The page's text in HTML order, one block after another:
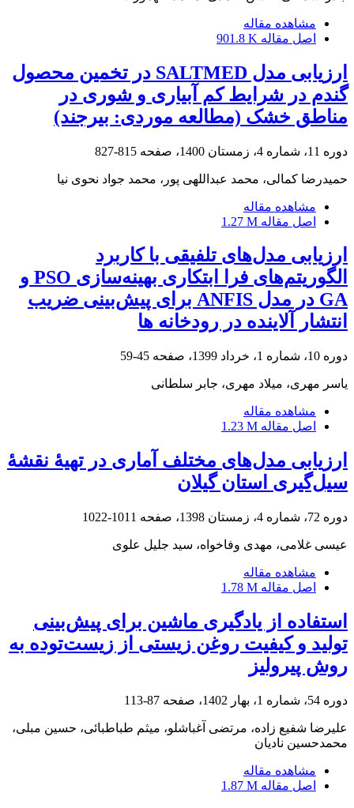
مشاهده مقاله
اصل مقاله 901.8 K
ارزیابی مدل SALTMED در تخمین محصول
گندم در شرایط کم آبیاری و شوری در
مناطق خشک (مطالعه موردی: بیرجند)
دوره 11، شماره 4، زمستان 1400، صفحه 815-827
حمیدرضا کمالی، محمد عبداللهی پور، محمد جواد نحوی نیا
مشاهده مقاله
اصل مقاله 1.27 M
ارزیابی مدل‌‎های تلفیقی با کاربرد
الگوریتم‌های‎ ‎فرا ابتکاری بهینه‌سازی ‏PSO‏ و
‏GA‏ در مدل ‏ANFIS‏ برای پیش‌بینی ضریب
انتشار ‏آلاینده در رودخانه‎ ها
دوره 10، شماره 1، خرداد 1399، صفحه 45-59
یاسر مهری، میلاد مهری، جابر سلطانی
مشاهده مقاله
اصل مقاله 1.23 M
ارزیابی مدل‌های مختلف آماری در تهیۀ نقشۀ
سیل‌گیری استان گیلان
دوره 72، شماره 4، زمستان 1398، صفحه 1011-1022
عیسی غلامی، مهدی وفاخواه، سید جلیل علوی
مشاهده مقاله
اصل مقاله 1.78 M
استفاده از یادگیری ماشین برای پیش‌بینی
تولید و کیفیت روغن زیستی از زیست‌توده به
روش پیرولیز
دوره 54، شماره 1، بهار 1402، صفحه 87-113
علیرضا شفیع زاده، مرتضی آغباشلو، میثم طباطبائی، حسین مبلی،
محمدحسین نادیان
مشاهده مقاله
اصل مقاله 1.87 M